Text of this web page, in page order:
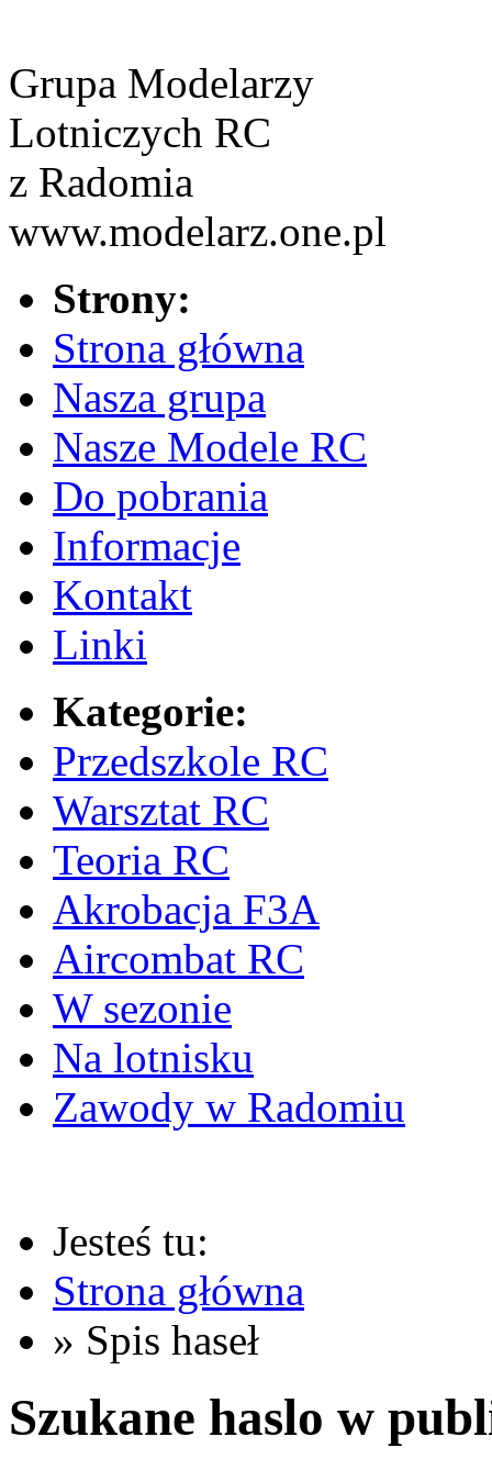
Grupa Modelarzy
Lotniczych RC
z Radomia
www.modelarz.one.pl
Strony:
Strona główna
Nasza grupa
Nasze Modele RC
Do pobrania
Informacje
Kontakt
Linki
Kategorie:
Przedszkole RC
Warsztat RC
Teoria RC
Akrobacja F3A
Aircombat RC
W sezonie
Na lotnisku
Zawody w Radomiu
Jesteś tu:
Strona główna
» Spis haseł
Szukane haslo w